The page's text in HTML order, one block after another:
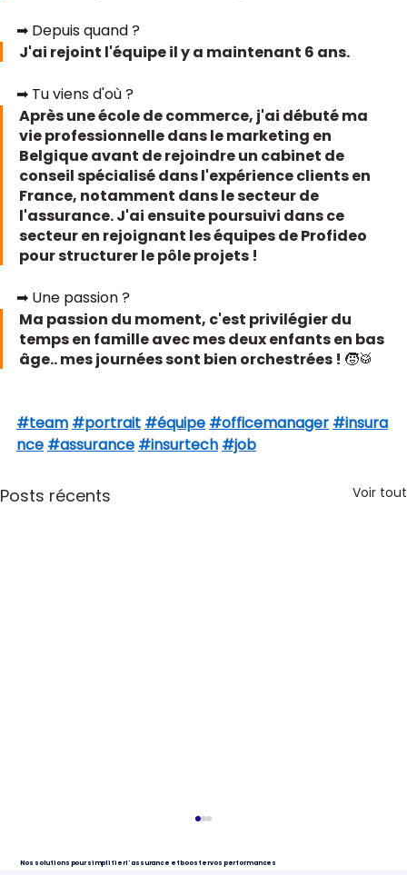
➡ Depuis quand ?
J'ai rejoint l'équipe il y a maintenant 6 ans.
➡ Tu viens d'où ?
Après une école de commerce, j'ai débuté ma
vie professionnelle dans le marketing en
Belgique avant de rejoindre un cabinet de
conseil spécialisé dans l'expérience clients en
France, notamment dans le secteur de
l'assurance. J'ai ensuite poursuivi dans ce
secteur en rejoignant les équipes de Profideo
pour structurer le pôle projets !
➡ Une passion ?
Ma passion du moment, c'est privilégier du
temps en famille avec mes deux enfants en bas
âge.. mes journées sont bien orchestrées ! 🧒🥁
#team #portrait #équipe #officemanager #insura
nce #assurance #insurtech #job
Posts récents Voir tout
Nos solutions pour simplifier l'assurance et booster vos performances